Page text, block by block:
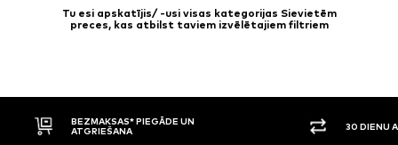
Tu esi apskatījis/ -usi visas kategorijas Sievietēm
preces, kas atbilst taviem izvēlētajiem filtriem
BEZMAKSAS* PIEGĀDE UN
ATGRIEŠANA
30 DIENU